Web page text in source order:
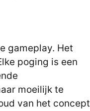
gameplay. Het
poging is een
moeilijk te
van het concept